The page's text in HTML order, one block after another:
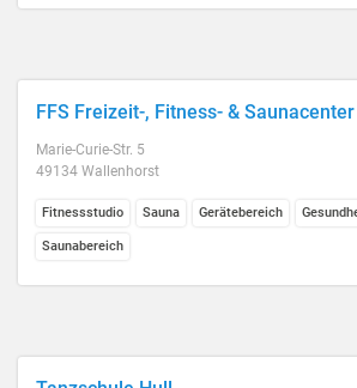
FFS Freizeit-, Fitness- & Saunacenter
Marie-Curie-Str. 5
49134 Wallenhorst
Fitnessstudio Sauna Gerätebereich
Saunabereich